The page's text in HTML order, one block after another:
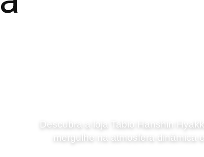
Descubra a loja Tabio Hanshin
mergulhe na atmosfera dinâmica